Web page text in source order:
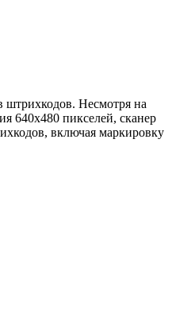
штрихкодов. Несмотря на
640х480 пикселей, сканер
включая маркировку